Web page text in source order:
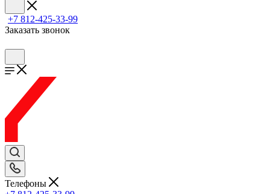
+7 812-425-33-99
Заказать звонок
Телефоны